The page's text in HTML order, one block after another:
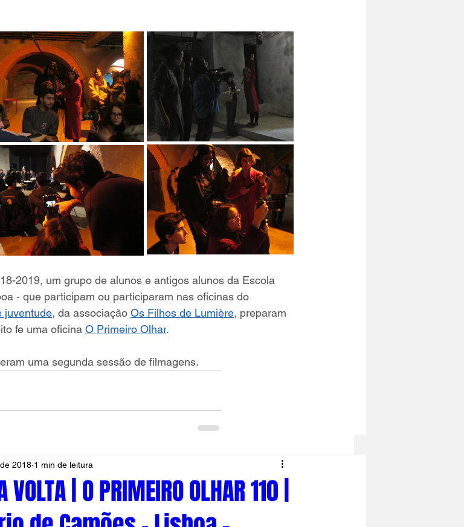
2019, um grupo de alunos e antigos alunos da Escola
- que participam ou participaram nas oficinas do
juventude, da associação Os Filhos de Lumière, preparam
fe uma oficina O Primeiro Olhar.
uma segunda sessão de filmagens.
| O PRIMEIRO OLHAR 110 |
2018 1 min de leitura